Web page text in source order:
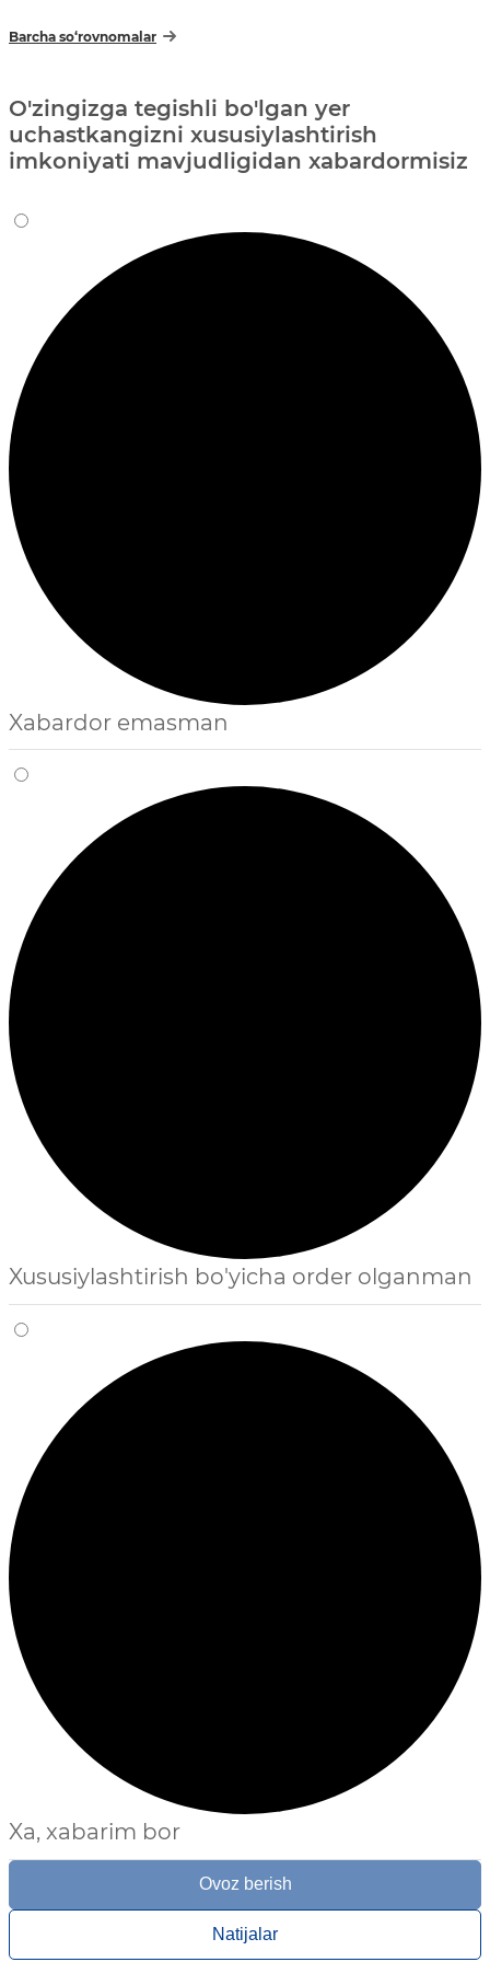
Barcha so‘rovnomalar
O'zingizga tegishli bo'lgan yer
uchastkangizni xususiylashtirish
imkoniyati mavjudligidan xabardormisiz
Xabardor emasman
Xususiylashtirish bo'yicha order olganman
Xa, xabarim bor
Ovoz berish
Natijalar